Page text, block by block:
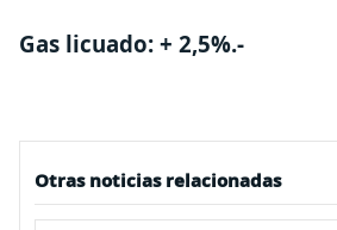
Gas licuado: + 2,5%.-
Otras noticias relacionadas